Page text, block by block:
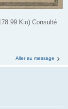
Kio) Consulté
Aller au message